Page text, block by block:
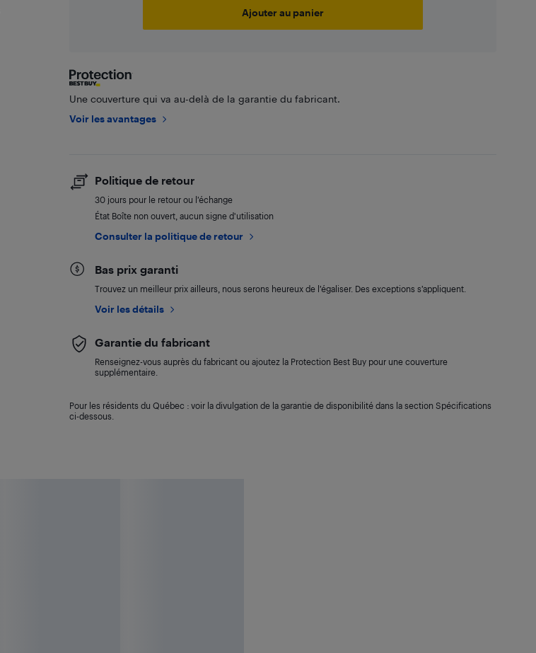
Ajouter au panier
Une couverture qui va au-delà de la garantie du fabricant.
Voir les avantages
Politique de retour
30 jours pour le retour ou l’échange
État Boîte non ouvert, aucun signe d'utilisation
Consulter la politique de retour
Bas prix garanti
Trouvez un meilleur prix ailleurs, nous serons heureux de l’égaliser. Des exceptions s’appliquent.
Voir les détails
Garantie du fabricant
Renseignez-vous auprès du fabricant ou ajoutez la Protection Best Buy pour une couverture
supplémentaire.
Pour les résidents du Québec : voir la divulgation de la garantie de disponibilité dans la section Spécifications
ci-dessous.